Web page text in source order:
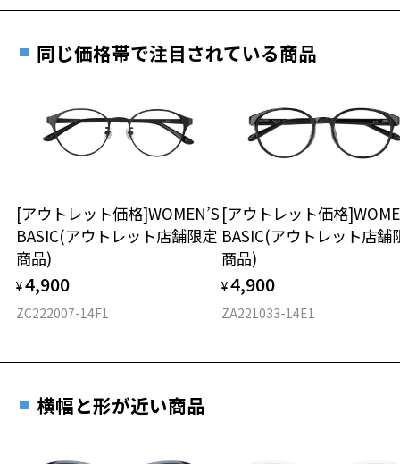
12.8g
※着脱式サングラス：デモレンズ、アタッチメント込みの重さ
タイプ
材質
フロント素材：French Plastic
す。
もっと見る
同じ価格帯で注目されている商品
[アウトレット価格]WOMEN’S
BASIC(アウトレット店舗限定
商品)
¥4,900
ZC222007-14F1
[アウトレット価格
BASIC(アウトレット店舗
商品)
¥4,900
ZA221033-14E1
横幅と形が近い商品